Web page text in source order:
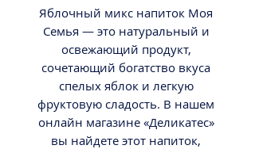
Яблочный микс напиток Моя
Семья — это натуральный и
освежающий продукт,
сочетающий богатство вкуса
спелых яблок и легкую
фруктовую сладость. В нашем
онлайн магазине «Деликатес»
вы найдете этот напиток,